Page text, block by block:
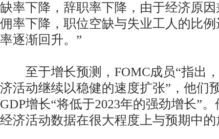
缺率下降，辞职率下降，由于经济原
佣率下降，职位空缺与失业工人的比
率逐渐回升。”
至于增长预测，FOMC成员“指出
济活动继续以稳健的速度扩张”，他们
GDP增长“将低于2023年的强劲增长”
经济活动数据在很大程度上与预期中